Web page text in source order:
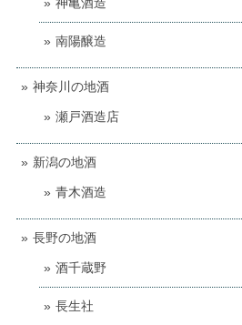
神亀酒造
南陽醸造
神奈川の地酒
瀬戸酒造店
新潟の地酒
青木酒造
長野の地酒
酒千蔵野
長生社